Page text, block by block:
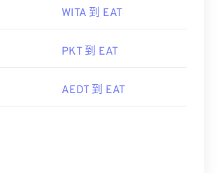
WITA 到 EAT
PKT 到 EAT
AEDT 到 EAT